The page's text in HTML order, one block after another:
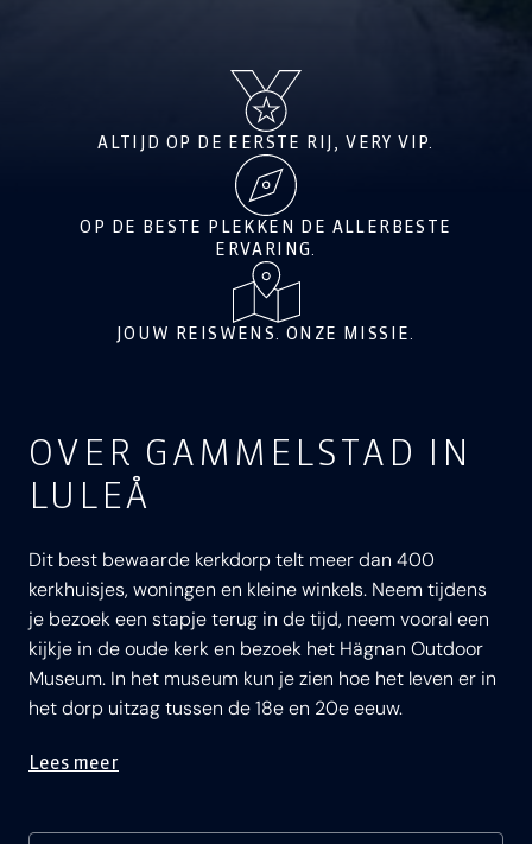
ALTIJD OP DE EERSTE RIJ, VERY VIP.
OP DE BESTE PLEKKEN DE ALLERBESTE
ERVARING.
JOUW REISWENS. ONZE MISSIE.
OVER GAMMELSTAD IN
LULEÅ
Dit best bewaarde kerkdorp telt meer dan 400
kerkhuisjes, woningen en kleine winkels. Neem tijdens
je bezoek een stapje terug in de tijd, neem vooral een
kijkje in de oude kerk en bezoek het Hägnan Outdoor
Museum. In het museum kun je zien hoe het leven er in
het dorp uitzag tussen de 18e en 20e eeuw.
Lees meer